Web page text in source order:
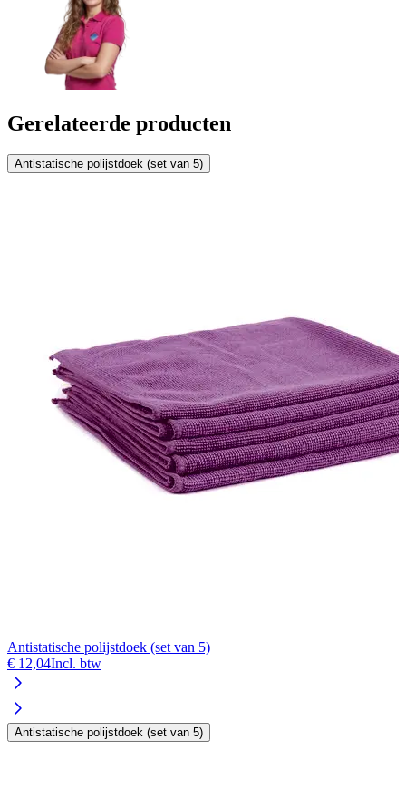
Gerelateerde producten
Antistatische polijstdoek (set van 5)
Antistatische polijstdoek (set van 5)
€ 12,04Incl. btw
Antistatische polijstdoek (set van 5)